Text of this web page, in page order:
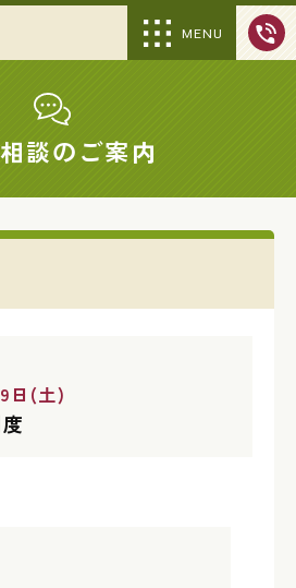
MENU
談のご案内
日(土)